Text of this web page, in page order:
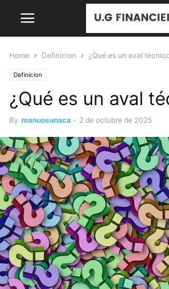
Home Definicion ¿Qué es un aval
Definicion
¿Qué es un aval
By manuosunaca - 2 de octubre de 2025